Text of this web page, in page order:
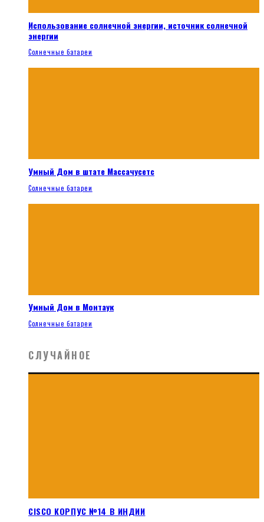
Использование солнечной энергии, источник солнечной
энергии
Солнечные батареи
Умный Дом в штате Массачусетс
Солнечные батареи
Умный Дом в Монтаук
Солнечные батареи
СЛУЧАЙНОЕ
CISCO КОРПУС №14 В ИНДИИ